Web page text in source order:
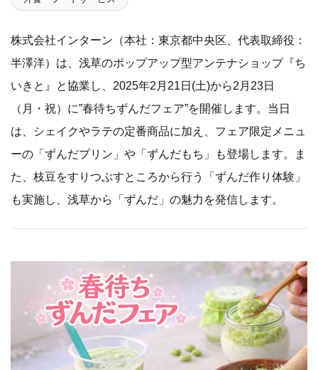
株式会社インターン（本社：東京都中央区、代表取締役：
半澤洋）は、浅草のポップアップ型アンテナショップ『ち
いきと』と協業し、2025年2月21日(土)から2月23日
（月・祝）に”春待ちずんだフェア”を開催します。当日
は、シェイクやラテの定番商品に加え、フェア限定メニュ
ーの「ずんだプリン」や「ずんだもち」も登場します。ま
た、枝豆をすりつぶすところから行う「ずんだ作り体験」
も実施し、浅草から「ずんだ」の魅力を発信します。